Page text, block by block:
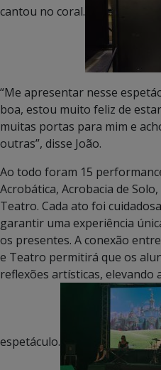
cantou no coral.
“Me apresentar nesse
boa, estou muito feliz de
muitas portas para mim e
outras”, disse João.
Ao todo foram 15
Acrobática, Acrobacia de
Teatro. Cada ato foi
garantir uma experiência
os presentes. A conexão
e Teatro permitirá que os
reflexões artísticas, elevando
espetáculo.